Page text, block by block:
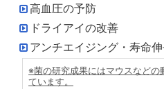
高血圧の予防
ドライアイの改善
アンチエイジング・寿命
※菌の研究成果にはマウスなどの
ています。